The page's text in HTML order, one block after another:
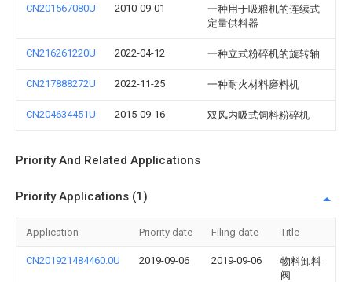
CN201567080U 2010-09-01
一种用于吸粮机的连续式
定量供料器
CN216261220U 2022-04-12 一种立式粉碎机的旋转轴
CN217888272U 2022-11-25 一种耐火材料磨料机
CN204634451U 2015-09-16 双风内吸式饲料粉碎机
Priority And Related Applications
Priority Applications (1)
Application Priority date Filing date Title
CN201921484460.0U 2019-09-06 2019-09-06
物料卸料
阀